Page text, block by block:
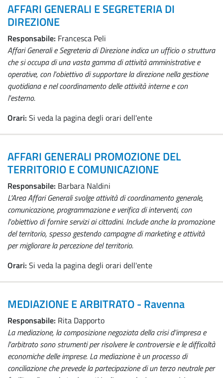
AFFARI GENERALI E SEGRETERIA DI
DIREZIONE
Responsabile: Francesca Peli
Affari Generali e Segreteria di Direzione indica un ufficio o struttura
che si occupa di una vasta gamma di attività amministrative e
operative, con l'obiettivo di supportare la direzione nella gestione
quotidiana e nel coordinamento delle attività interne e con
l'esterno.
Orari: Si veda la pagina degli orari dell'ente
AFFARI GENERALI PROMOZIONE DEL
TERRITORIO E COMUNICAZIONE
Responsabile: Barbara Naldini
L'Area Affari Generali svolge attività di coordinamento generale,
comunicazione, programmazione e verifica di interventi, con
l'obiettivo di fornire servizi ai cittadini. Include anche la promozione
del territorio, spesso gestendo campagne di marketing e attività
per migliorare la percezione del territorio.
Orari: Si veda la pagina degli orari dell'ente
MEDIAZIONE E ARBITRATO - Ravenna
Responsabile: Rita Dapporto
La mediazione, la composizione negoziata della crisi d'impresa e
l'arbitrato sono strumenti per risolvere le controversie e le difficoltà
economiche delle imprese. La mediazione è un processo di
conciliazione che prevede la partecipazione di un terzo neutrale per